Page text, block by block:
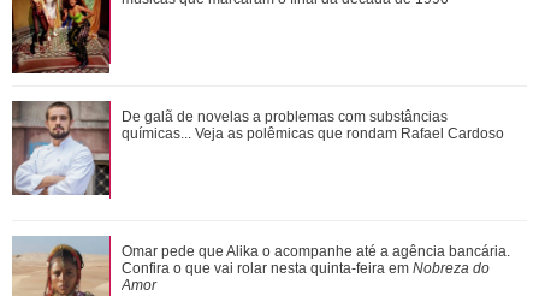
Montagem-Divulgação
Ariana Grande anuncia pausa na carreira após críticas ao
corpo
Agrado e Eduarda são prejudicadas pela proximidade com
João Raul. Saiba o que vai acontece...
De galã de novelas a problemas com substâncias
químicas... Veja as polêmicas que rondam Rafael Cardoso
Omar pede que Alika o acompanhe até a agência bancária.
Confira o que vai rolar nesta quinta-feira em Nobreza do
Amor